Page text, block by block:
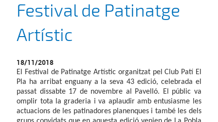
Festival de Patinatge
Artístic
18/11/2018
El Festival de Patinatge Artístic organitzat pel Club Patí El
Pla ha arribat enguany a la seva 43 edició, celebrada el
passat dissabte 17 de novembre al Pavelló. El públic va
omplir tota la graderia i va aplaudir amb entusiasme les
actuacions de les patinadores planenques i també les dels